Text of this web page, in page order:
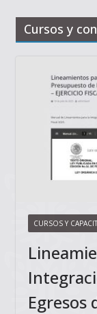
Cursos y
CURSOS Y
Egresos